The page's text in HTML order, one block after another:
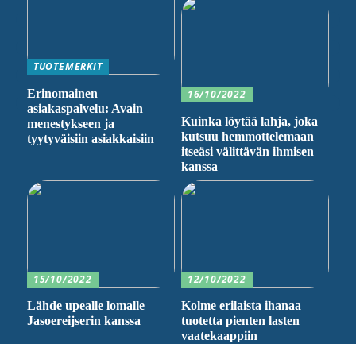
TUOTEMERKIT
Erinomainen
asiakaspalvelu: Avain
menestykseen ja
tyytyväisiin asiakkaisiin
16/10/2022
Kuinka löytää lahja, joka
kutsuu hemmottelemaan
itseäsi välittävän ihmisen
kanssa
15/10/2022
Lähde upealle lomalle
Jasoereijserin kanssa
12/10/2022
Kolme erilaista ihanaa
tuotetta pienten lasten
vaatekaappiin